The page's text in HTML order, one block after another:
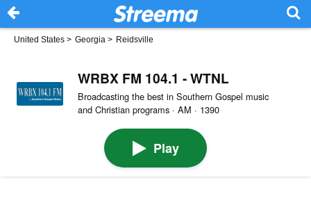
United States > Georgia > Reidsville
WRBX FM 104.1 - WTNL
Broadcasting the best in Southern Gospel music
and Christian programs · AM · 1390
Play